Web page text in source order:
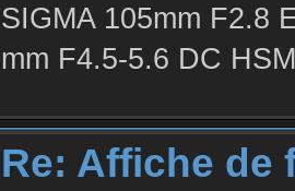
SIGMA 105mm F2.8
mm F4.5-5.6 DC
Re: Affiche de